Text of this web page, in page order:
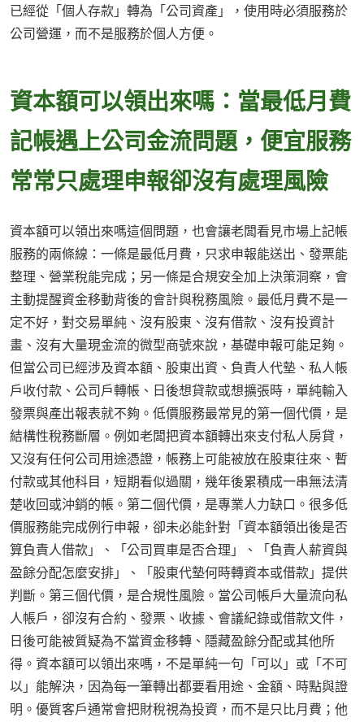
已經從「個人存款」轉為「公司資產」，使用時必須服務於
公司營運，而不是服務於個人方便。
資本額可以領出來嗎：當最低月費
記帳遇上公司金流問題，便宜服務
常常只處理申報卻沒有處理風險
資本額可以領出來嗎這個問題，也會讓老闆看見市場上記帳
服務的兩條線：一條是最低月費，只求申報能送出、發票能
整理、營業稅能完成；另一條是合規安全加上決策洞察，會
主動提醒資金移動背後的會計與稅務風險。最低月費不是一
定不好，對交易單純、沒有股東、沒有借款、沒有投資計
畫、沒有大量現金流的微型商號來說，基礎申報可能足夠。
但當公司已經涉及資本額、股東出資、負責人代墊、私人帳
戶收付款、公司戶轉帳、日後想貸款或想擴張時，單純輸入
發票與產出報表就不夠。低價服務最常見的第一個代價，是
結構性稅務斷層。例如老闆把資本額轉出來支付私人房貸，
又沒有任何公司用途憑證，帳務上可能被放在股東往來、暫
付款或其他科目，短期看似過關，幾年後累積成一串無法清
楚收回或沖銷的帳。第二個代價，是專業人力缺口。很多低
價服務能完成例行申報，卻未必能針對「資本額領出後是否
算負責人借款」、「公司買車是否合理」、「負責人薪資與
盈餘分配怎麼安排」、「股東代墊何時轉資本或借款」提供
判斷。第三個代價，是合規性風險。當公司帳戶大量流向私
人帳戶，卻沒有合約、發票、收據、會議紀錄或借款文件，
日後可能被質疑為不當資金移轉、隱藏盈餘分配或其他所
得。資本額可以領出來嗎，不是單純一句「可以」或「不可
以」能解決，因為每一筆轉出都要看用途、金額、時點與證
明。優質客戶通常會把財稅視為投資，而不是只比月費；他